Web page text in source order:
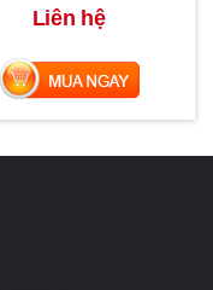
Liên hệ
MUA NGAY